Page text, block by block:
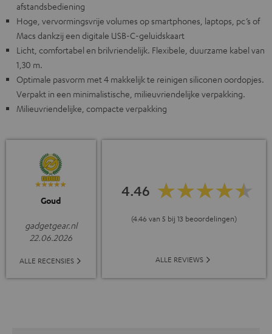
afstandsbediening
Hoge, vervormingsvrije volumes op smartphones, laptops, pc’s of
Macs dankzij een digitale USB-C-geluidskaart
Licht, comfortabel en brilvriendelijk. Flexibele, duurzame kabel van
1,30 m.
Optimale pasvorm met 4 makkelijk te reinigen siliconen oordopjes.
Verpakt in een minimalistische, milieuvriendelijke verpakking.
Milieuvriendelijke, compacte verpakking
Goud
gadgetgear.nl
22.06.2026
ALLE RECENSIES
4.46
(4.46 van 5 bij 13 beoordelingen)
ALLE REVIEWS